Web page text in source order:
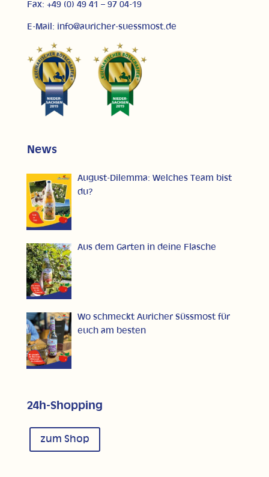
Fax: +49 (0) 49 41 – 97 04-19
E-Mail: info@auricher-suessmost.de
News
August-Dilemma: Welches Team bist
du?
Aus dem Garten in deine Flasche
Wo schmeckt Auricher Süssmost für
euch am besten
24h-Shopping
zum Shop